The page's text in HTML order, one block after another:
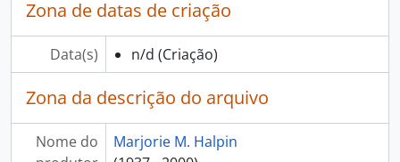
Zona de datas de criação
Data(s) n/d (Criação)
Zona da descrição do arquivo
Nome do
Marjorie M. Halpin